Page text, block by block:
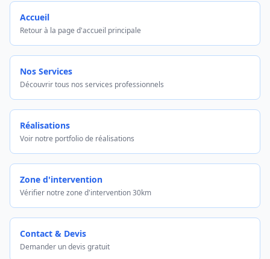
Accueil
Retour à la page d'accueil principale
Nos Services
Découvrir tous nos services professionnels
Réalisations
Voir notre portfolio de réalisations
Zone d'intervention
Vérifier notre zone d'intervention 30km
Contact & Devis
Demander un devis gratuit